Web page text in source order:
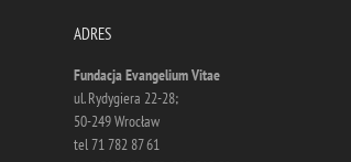
ADRES
Fundacja Evangelium Vitae
ul. Rydygiera 22-28;
50-249 Wrocław
tel 71 782 87 61